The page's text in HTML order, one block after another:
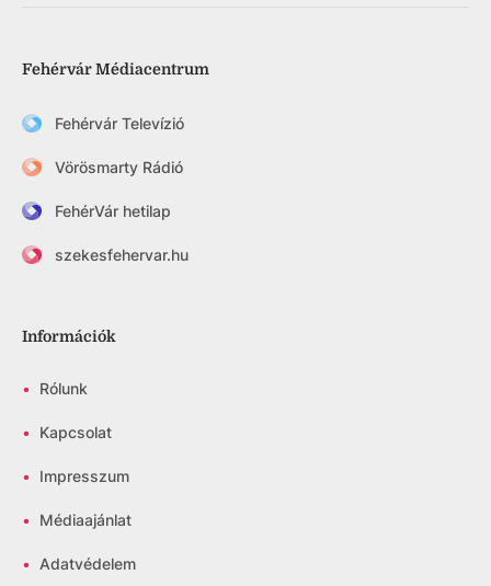
Fehérvár Médiacentrum
Fehérvár Televízió
Vörösmarty Rádió
FehérVár hetilap
szekesfehervar.hu
Információk
• Rólunk
• Kapcsolat
• Impresszum
• Médiaajánlat
• Adatvédelem